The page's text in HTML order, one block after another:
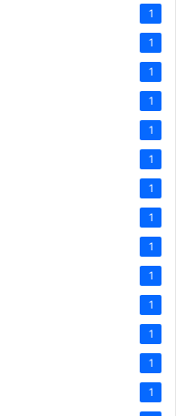
1
1
1
1
1
1
1
1
1
1
1
1
1
1